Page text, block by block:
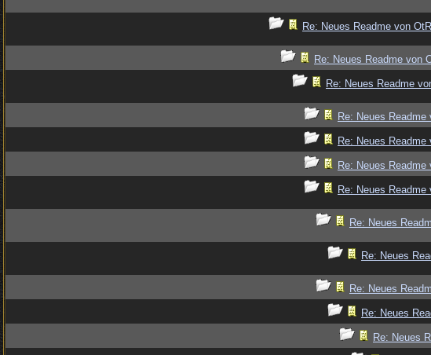
Re: Neues Readme von
Re: Neues Readme von
Re: Neues Readme
Re: Neues Readme
Re: Neues Readme
Re: Neues Readme
Re: Neues Readme
Re: Neues
Re: Neues
Re: Neues
Re: Neues
Re: Neues